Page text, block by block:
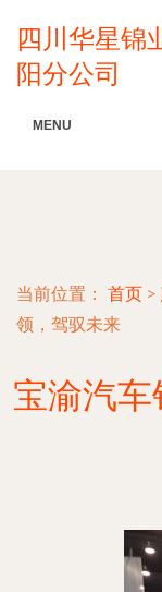
四川华星锦
阳分公司
MENU
当前位置： 首页 >
领，驾驭未来
宝渝汽车